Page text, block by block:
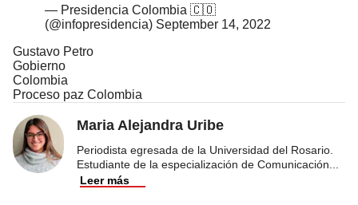
— Presidencia Colombia 🇨🇴
(@infopresidencia) September 14, 2022
Gustavo Petro
Gobierno
Colombia
Proceso paz Colombia
Maria Alejandra Uribe
Periodista egresada de la Universidad del Rosario.
Estudiante de la especialización de Comunicación
Leer más